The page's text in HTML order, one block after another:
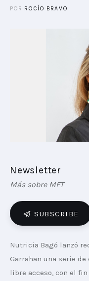
POR ROCÍO BRAVO
Newsletter
Más sobre MFT
SUBSCRIBE
Nutricia Bagó lanzó
Garrahan una serie
libre acceso, con el